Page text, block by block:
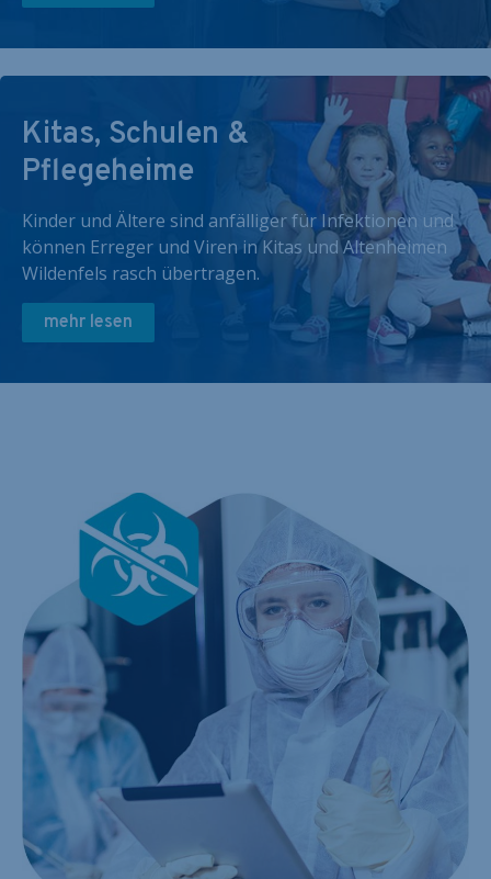
Kitas, Schulen &
Pflegeheime
Kinder und Ältere sind anfälliger für Infektionen und
können Erreger und Viren in Kitas und Altenheimen
Wildenfels rasch übertragen.
mehr lesen